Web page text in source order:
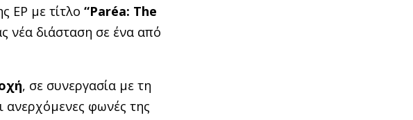
EP με τίτλο “Paréa: The
νέα διάσταση σε ένα από
, σε συνεργασία με τη
ανερχόμενες φωνές της